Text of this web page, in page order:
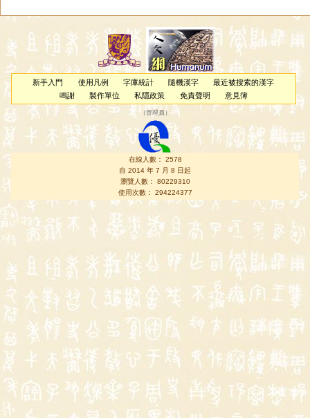
新手入門 使用凡例 字庫統計 隨機漢字
最近被搜索的漢字
鳴謝
製作單位 私隱政策 免責聲明 意見簿
（管理員 ）
在線人數： 2578
自 2014 年 7 月 8 日起
瀏覽人數： 80229310
使用次數： 294224377